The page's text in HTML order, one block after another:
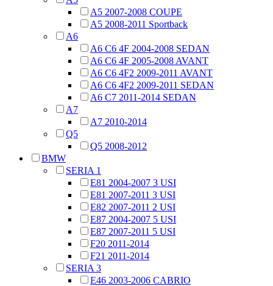
A5 2007-2008 COUPE
A5 2008-2011 Sportback
A6
A6 C6 4F 2004-2008 SEDAN
A6 C6 4F 2005-2008 AVANT
A6 C6 4F2 2009-2011 AVANT
A6 C6 4F2 2009-2011 SEDAN
A6 C7 2011-2014 SEDAN
A7
A7 2010-2014
Q5
Q5 2008-2012
BMW
SERIA 1
E81 2004-2007 3 USI
E81 2007-2011 3 USI
E82 2007-2011 2 USI
E87 2004-2007 5 USI
E87 2007-2011 5 USI
F20 2011-2014
F21 2011-2014
SERIA 3
E46 2003-2006 CABRIO